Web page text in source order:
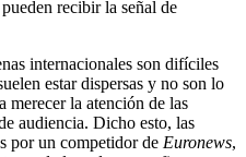
recibir la señal de
internacionales son difíciles
estar dispersas y no son lo
merecer la atención de las
audiencia. Dicho esto, las
por un competidor de Euronews,